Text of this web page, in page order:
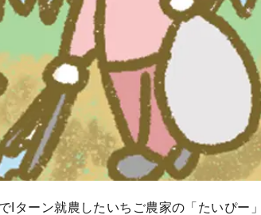
ターン就農したいちご農家の「たいぴー」